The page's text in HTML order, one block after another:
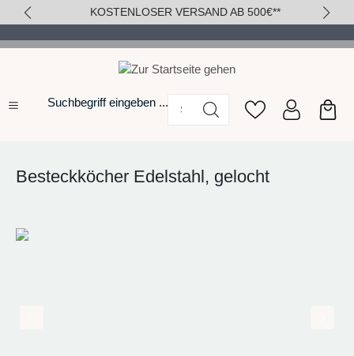
springen KOSTENLOSER VERSAND AB 500€**
Suchbegriff eingeben ...
Besteckköcher Edelstahl, gelocht
Bildergalerie überspringen